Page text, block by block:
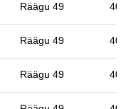
Räägu 49 406
Räägu 49 406
Räägu 49 406